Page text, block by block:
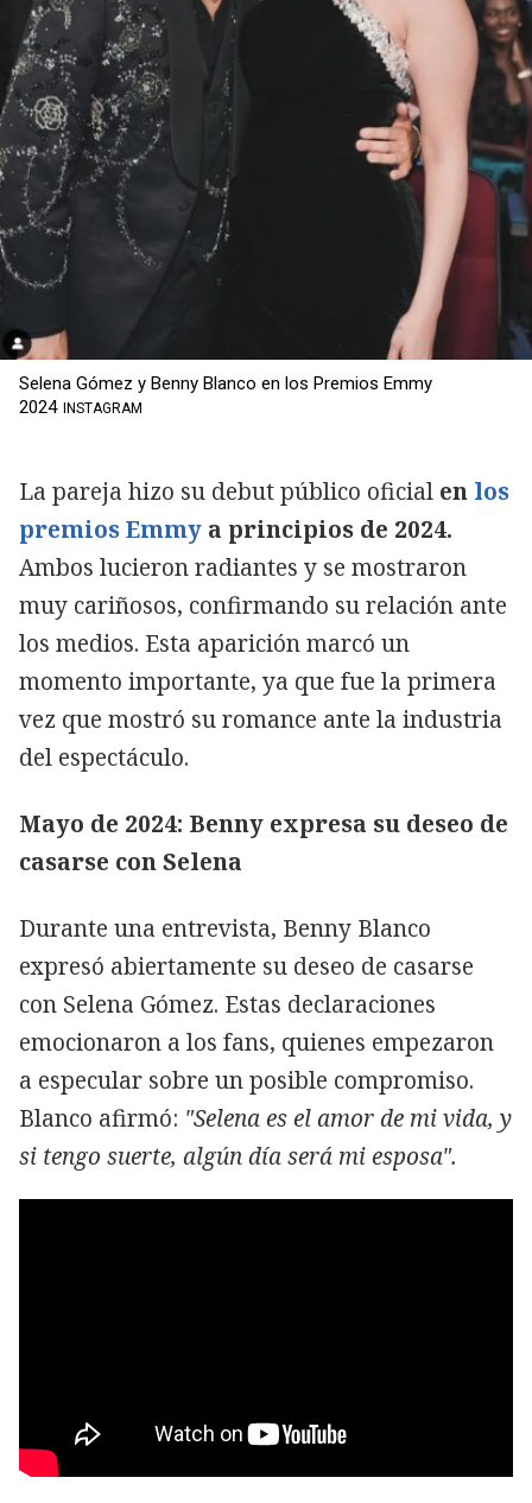
Selena Gómez y Benny Blanco en los Premios Emmy
2024 INSTAGRAM
La pareja hizo su debut público oficial en los
premios Emmy a principios de 2024.
Ambos lucieron radiantes y se mostraron
muy cariñosos, confirmando su relación ante
los medios. Esta aparición marcó un
momento importante, ya que fue la primera
vez que mostró su romance ante la industria
del espectáculo.
Mayo de 2024: Benny expresa su deseo de
casarse con Selena
Durante una entrevista, Benny Blanco
expresó abiertamente su deseo de casarse
con Selena Gómez. Estas declaraciones
emocionaron a los fans, quienes empezaron
a especular sobre un posible compromiso.
Blanco afirmó: "Selena es el amor de mi vida, y
si tengo suerte, algún día será mi esposa".